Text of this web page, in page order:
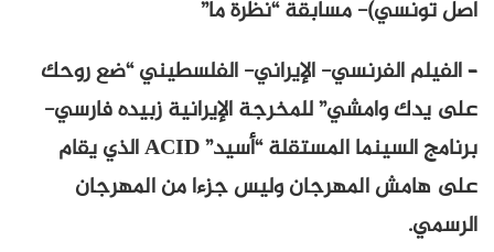
اصل تونسي)- مسابقة “نظرة ما”
– الفيلم الفرنسي- الإيراني- الفلسطيني “ضع روحك
على يدك وامشي” للمخرجة الإيرانية زبيده فارسي-
برنامج السينما المستقلة “أسيد” ACID الذي يقام
على هامش المهرجان وليس جزءا من المهرجان
الرسمي.